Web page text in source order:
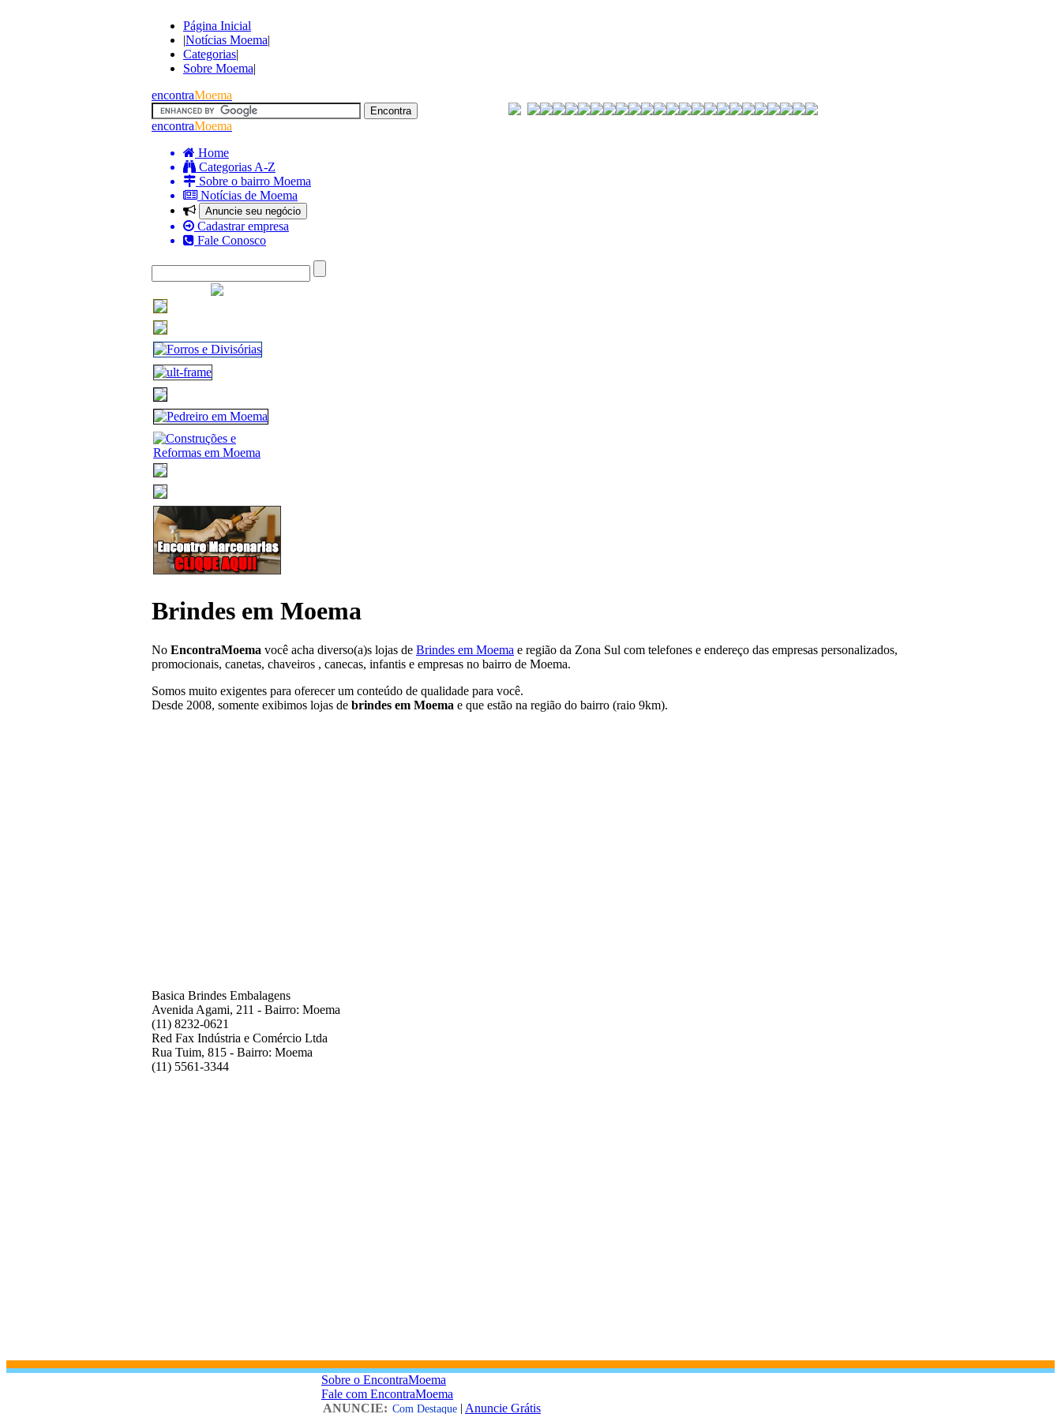
Página Inicial
|Notícias Moema|
Categorias|
Sobre Moema|
encontraMoema
encontraMoema
Home
Categorias A-Z
Sobre o bairro Moema
Notícias de Moema
Anuncie seu negócio
Cadastrar empresa
Fale Conosco
Brindes em Moema
No EncontraMoema você acha diverso(a)s lojas de Brindes em Moema e região da Zona Sul com telefones e endereço das empresas personalizados,
promocionais, canetas, chaveiros , canecas, infantis e empresas no bairro de Moema.
Somos muito exigentes para oferecer um conteúdo de qualidade para você.
Desde 2008, somente exibimos lojas de brindes em Moema e que estão na região do bairro (raio 9km).
Basica Brindes Embalagens
Avenida Agami, 211 - Bairro: Moema
(11) 8232-0621
Red Fax Indústria e Comércio Ltda
Rua Tuim, 815 - Bairro: Moema
(11) 5561-3344
Sobre o EncontraMoema
Fale com EncontraMoema
ANUNCIE: Com Destaque | Anuncie Grátis